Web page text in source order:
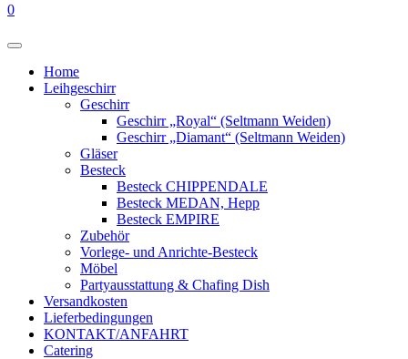
0
Home
Leihgeschirr
Geschirr
Geschirr „Royal“ (Seltmann Weiden)
Geschirr „Diamant“ (Seltmann Weiden)
Gläser
Besteck
Besteck CHIPPENDALE
Besteck MEDAN, Hepp
Besteck EMPIRE
Zubehör
Vorlege- und Anrichte-Besteck
Möbel
Partyausstattung & Chafing Dish
Versandkosten
Lieferbedingungen
KONTAKT/ANFAHRT
Catering